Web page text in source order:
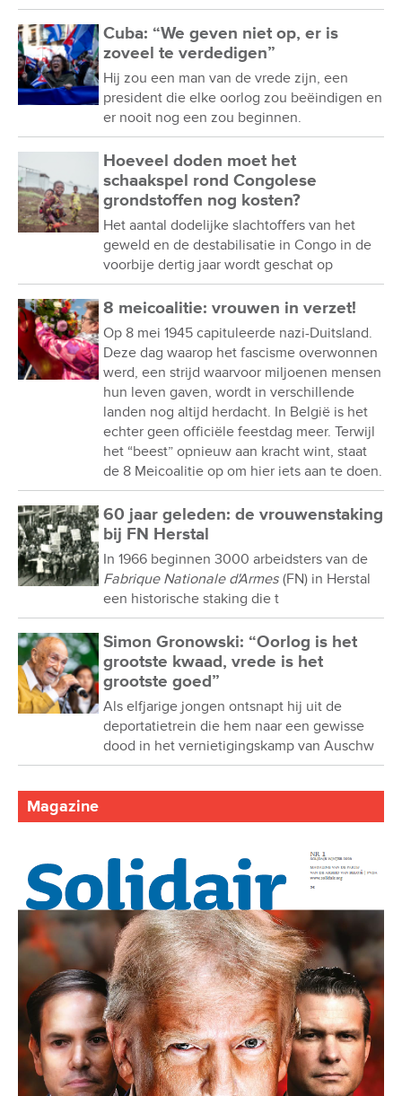
Cuba: “We geven niet op, er is
zoveel te verdedigen”
Hij zou een man van de vrede zijn, een
president die elke oorlog zou beëindigen en
er nooit nog een zou beginnen.
Hoeveel doden moet het
schaakspel rond Congolese
grondstoffen nog kosten?
Het aantal dodelijke slachtoffers van het
geweld en de destabilisatie in Congo in de
voorbije dertig jaar wordt geschat op
8 meicoalitie: vrouwen in verzet!
Op 8 mei 1945 capituleerde nazi-Duitsland.
Deze dag waarop het fascisme overwonnen
werd, een strijd waarvoor miljoenen mensen
hun leven gaven, wordt in verschillende
landen nog altijd herdacht. In België is het
echter geen officiële feestdag meer. Terwijl
het “beest” opnieuw aan kracht wint, staat
de 8 Meicoalitie op om hier iets aan te doen.
60 jaar geleden: de vrouwenstaking
bij FN Herstal
In 1966 beginnen 3000 arbeidsters van de
Fabrique Nationale d'Armes (FN) in Herstal
een historische staking die t
Simon Gronowski: “Oorlog is het
grootste kwaad, vrede is het
grootste goed”
Als elfjarige jongen ontsnapt hij uit de
deportatietrein die hem naar een gewisse
dood in het vernietigingskamp van Auschw
Magazine